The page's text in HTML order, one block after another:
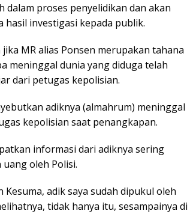
dalam proses penyelidikan dan akan
hasil investigasi kepada publik.
MR alias Ponsen merupakan tahana
meninggal dunia yang diduga telah
dari petugas kepolisian.
adiknya (almahrum) meninggal
kepolisian saat penangkapan.
informasi dari adiknya sering
oleh Polisi.
Kesuma, adik saya sudah dipukul oleh
tidak hanya itu, sesampainya di